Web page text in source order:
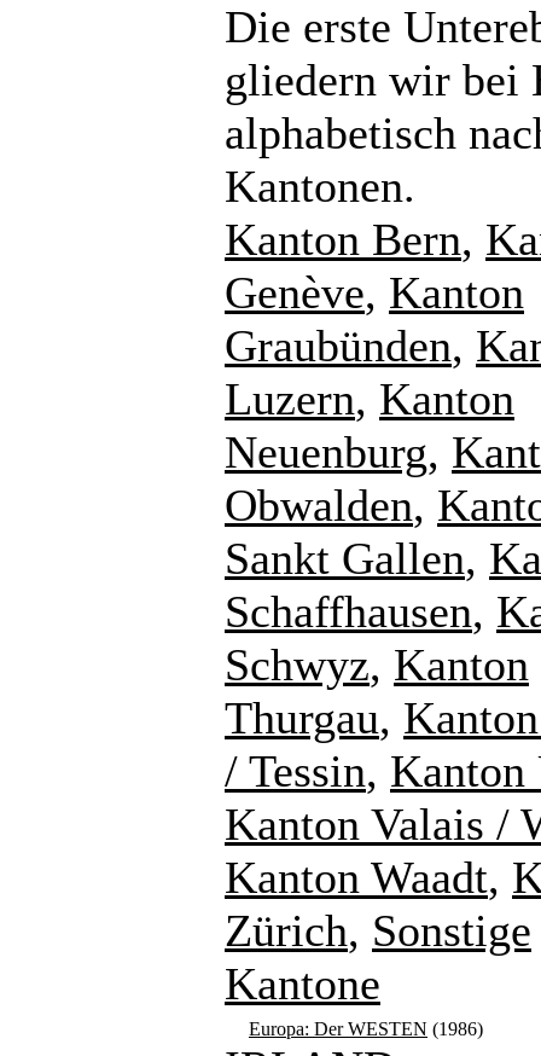
Die erste
gliedern wir bei
alphabetisch
Kantonen.
Kanton Bern,
Genève, Kanton
Graubünden,
Luzern, Kanton
Neuenburg,
Obwalden,
Sankt Gallen,
Schaffhausen,
Schwyz, Kanton
Thurgau,
/ Tessin,
Kanton Valais /
Kanton Waadt,
Zürich, Sonstige
Kantone
Europa: Der WESTEN (1986)